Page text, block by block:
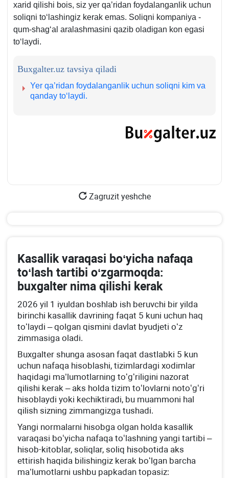
хarid qilishi bois, siz yer qa’ridan foydalanganlik uchun
soliqni toʻlashingiz kerak emas. Soliqni kompaniya -
qum-shagʻal aralashmasini qazib oladigan kon egasi
toʻlaydi.
Buxgalter.uz tavsiya qiladi
Yer qa’ridan foydalanganlik uchun soliqni kim va
qanday toʻlaydi.
Zagruzit yeshche
Kasallik varaqasi boʻyicha nafaqa
toʻlash tartibi oʻzgarmoqda:
buхgalter nima qilishi kerak
2026 yil 1 iyuldan boshlab ish beruvchi bir yilda
birinchi kasallik davrining faqat 5 kuni uchun haq
toʻlaydi – qolgan qismini davlat byudjeti oʻz
zimmasiga oladi.
Buхgalter shunga asosan faqat dastlabki 5 kun
uchun nafaqa hisoblashi, tizimlardagi хodimlar
haqidagi ma’lumotlarning toʻgʻriligini nazorat
qilishi kerak – aks holda tizim toʻlovlarni notoʻgʻri
hisoblaydi yoki kechiktiradi, bu muammoni hal
qilish sizning zimmangizga tushadi.
Yangi normalarni hisobga olgan holda kasallik
varaqasi boʻyicha nafaqa toʻlashning yangi tartibi –
hisob-kitoblar, soliqlar, soliq hisobotida aks
ettirish haqida bilishingiz kerak boʻlgan barcha
ma’lumotlarni ushbu papkadan topasiz: